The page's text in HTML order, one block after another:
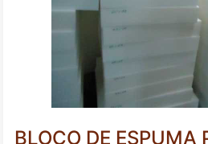
BLOCO DE ESPUMA